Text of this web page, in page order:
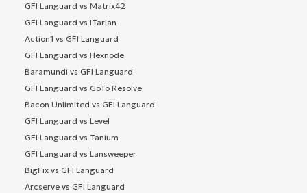
GFI Languard vs Matrix42
GFI Languard vs ITarian
Action1 vs GFI Languard
GFI Languard vs Hexnode
Baramundi vs GFI Languard
GFI Languard vs GoTo Resolve
Bacon Unlimited vs GFI Languard
GFI Languard vs Level
GFI Languard vs Tanium
GFI Languard vs Lansweeper
BigFix vs GFI Languard
Arcserve vs GFI Languard